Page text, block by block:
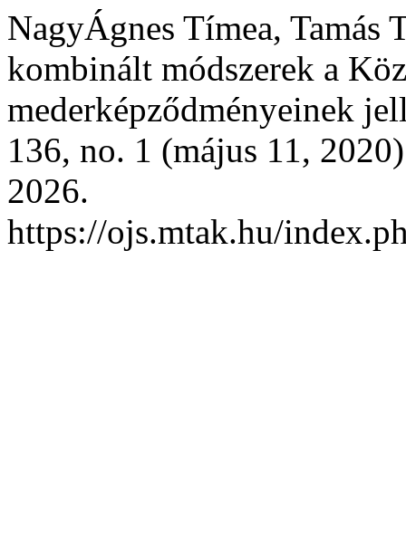
NagyÁgnes Tímea, Tamás
kombinált módszerek a
mederképződményeinek
136, no. 1 (május 11,
2026.
https://ojs.mtak.hu/